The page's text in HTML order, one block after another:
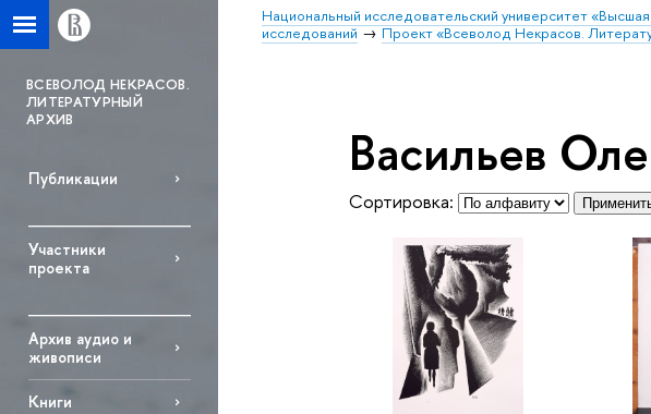
Национальный исследовательский университет
исследований
Проект «Всеволод Некрасов.
ВСЕВОЛОД НЕКРАСОВ.
ЛИТЕРАТУРНЫЙ
АРХИВ
Публикации
Участники
проекта
Архив аудио и
живописи
Книги
Васильев
Сортировка: